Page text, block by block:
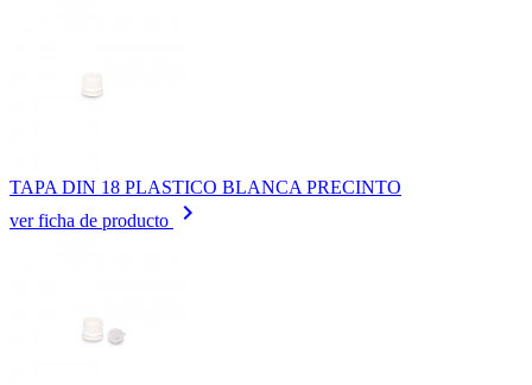
TAPA DIN 18 PLASTICO BLANCA PRECINTO
ver ficha de producto
keyboard_arrow_right